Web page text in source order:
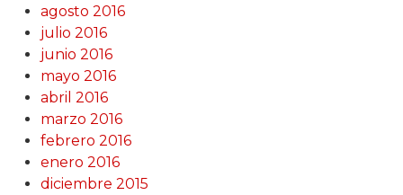
agosto 2016
julio 2016
junio 2016
mayo 2016
abril 2016
marzo 2016
febrero 2016
enero 2016
diciembre 2015